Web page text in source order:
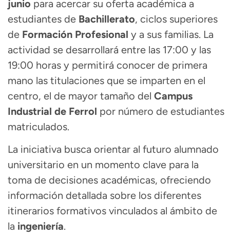
junio para acercar su oferta académica a
estudiantes de Bachillerato, ciclos superiores
de Formación Profesional y a sus familias. La
actividad se desarrollará entre las 17:00 y las
19:00 horas y permitirá conocer de primera
mano las titulaciones que se imparten en el
centro, el de mayor tamaño del Campus
Industrial de Ferrol por número de estudiantes
matriculados.
La iniciativa busca orientar al futuro alumnado
universitario en un momento clave para la
toma de decisiones académicas, ofreciendo
información detallada sobre los diferentes
itinerarios formativos vinculados al ámbito de
la ingeniería.